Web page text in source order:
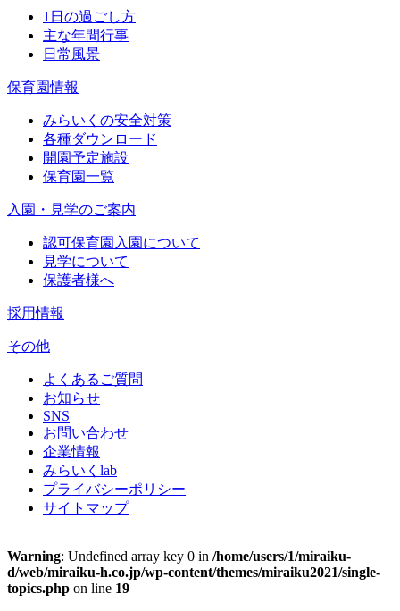
1日の過ごし方
主な年間行事
日常風景
保育園情報
みらいくの安全対策
各種ダウンロード
開園予定施設
保育園一覧
入園・見学のご案内
認可保育園入園について
見学について
保護者様へ
採用情報
その他
よくあるご質問
お知らせ
SNS
お問い合わせ
企業情報
みらいくlab
プライバシーポリシー
サイトマップ
Warning: Undefined array key 0 in /home/users/1/miraiku-
d/web/miraiku-h.co.jp/wp-content/themes/miraiku2021/single-
topics.php on line 19